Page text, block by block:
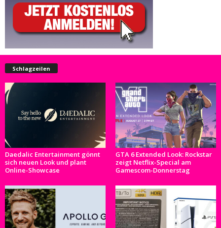
Schlagzeilen
Daedalic Entertainment gönnt
sich neuen Look und plant
Online-Showcase
GTA 6 Extended Look: Rockstar
zeigt Netflix-Special am
Gamescom-Donnerstag